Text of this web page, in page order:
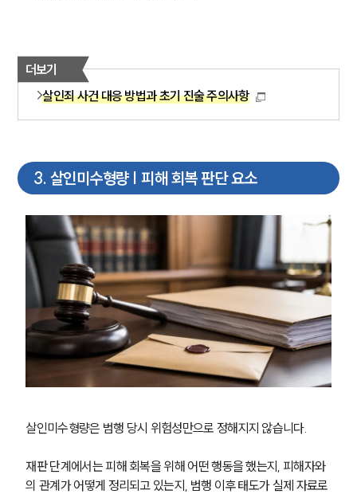
그룹소개
그룹소개
대륜의 강점
고객의 소리
통합검색
AI대륜
업무사례
형사 주요 업무사례
사례분석/최신동향
형사 법률정보
법률지식인
형사소송·상담후기
업무분야
형사그룹 업무
더보기
살인죄 사건 대응 방법과 초기 진술 주의사항
3. 살인미수형량 | 피해 회복 판단 요소
살인미수형량은 범행 당시 위험성만으로 정해지지 않습니다.
재판 단계에서는 피해 회복을 위해 어떤 행동을 했는지, 피해자와
의 관계가 어떻게 정리되고 있는지, 범행 이후 태도가 실제 자료로